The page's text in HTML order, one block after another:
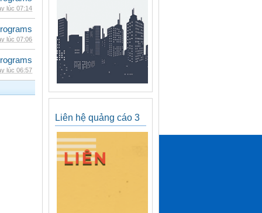
lúc 07:14
lúc 07:06
lúc 06:57
Liên hệ quảng cáo 3